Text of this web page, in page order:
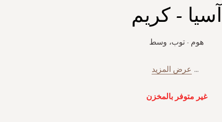
آسيا - كريم
هوم - توب، وسط
... عرض المزيد
غير متوفر بالمخزن